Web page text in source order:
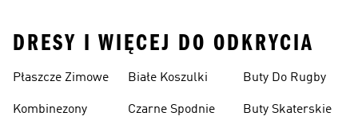
DRESY I WIĘCEJ DO ODKRYCIA
Płaszcze Zimowe
Kombinezony
Białe Koszulki
Czarne Spodnie
Buty Do Rugby
Buty Skaterskie